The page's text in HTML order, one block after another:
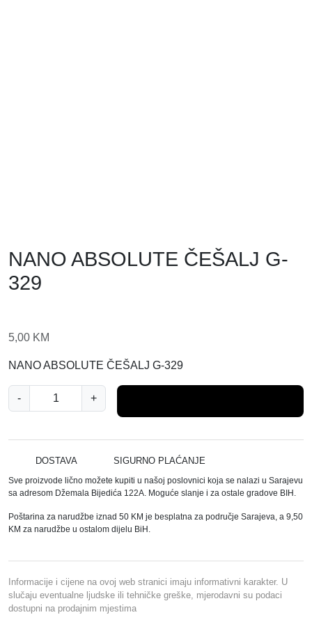
NANO ABSOLUTE ČEŠALJ G-
329
5,00 KM
NANO ABSOLUTE ČEŠALJ G-329
-
A
O
B
S
L
T
E
Č
E
+
DOSTAVA SIGURNO PLAĆANJE
Sve proizvode lično možete kupiti u našoj poslovnici koja se nalazi u Sarajevu
sa adresom Džemala Bijedića 122A. Moguće slanje i za ostale gradove BIH.
Poštarina za narudžbe iznad 50 KM je besplatna za područje Sarajeva, a 9,50
KM za narudžbe u ostalom dijelu BiH.
Informacije i cijene na ovoj web stranici imaju informativni karakter. U
slučaju eventualne ljudske ili tehničke greške, mjerodavni su podaci
dostupni na prodajnim mjestima